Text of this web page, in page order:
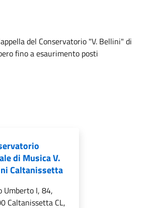
del Conservatorio "V. Bellini" di
fino a esaurimento posti
di Musica V.
Caltanissetta
Umberto I, 84,
Caltanissetta CL,